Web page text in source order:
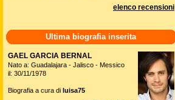
elenco recensioni
Ultima biografia inserita
GAEL GARCIA BERNAL
Nato a: Guadalajara - Jalisco - Messico
il: 30/11/1978
Biografia a cura di luisa75